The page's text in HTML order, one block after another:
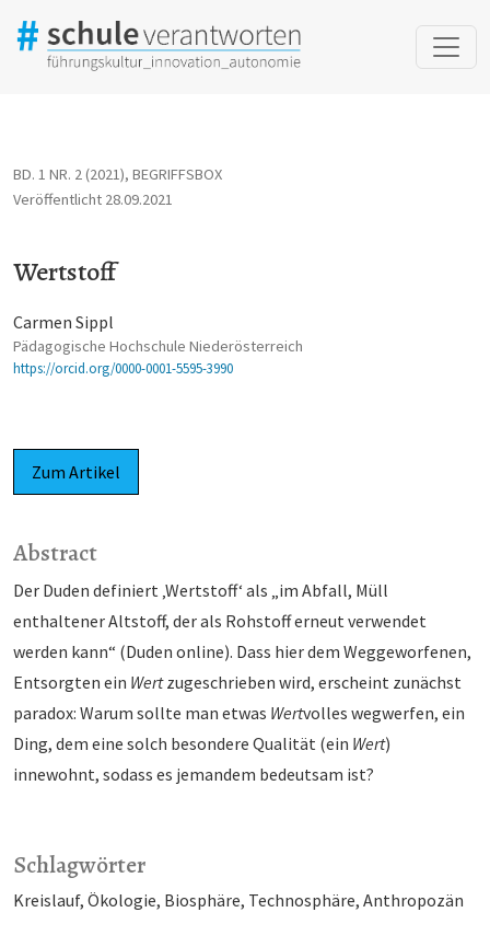
BD. 1 NR. 2 (2021), BEGRIFFSBOX
Wertstoff
Veröffentlicht 28.09.2021
Carmen Sippl
Pädagogische Hochschule Niederösterreich
https://orcid.org/0000-0001-5595-3990
Zum Artikel
Schlagwörter
Kreislauf Ökologie Biosphäre Technosphäre Anthropozän
Abstract
Der Duden definiert ‚Wertstoff‘ als „im Abfall, Müll
enthaltener Altstoff, der als Rohstoff erneut verwendet
werden kann“ (Duden online). Dass hier dem Weggeworfenen,
Entsorgten ein Wertzugeschrieben wird, erscheint zunächst
paradox: Warum sollte man etwas Wertvolles wegwerfen, ein
Ding, dem eine solch besondere Qualität (ein Wert)
innewohnt, sodass es jemandem bedeutsam ist?